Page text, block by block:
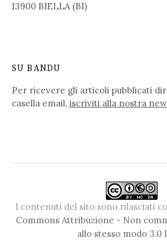
13900 BIELLA (BI)
SU BANDU
Per ricevere gli articoli pubblicati
casella email, iscriviti alla nostra
I contenuti del sito sono rilasciati
Commons Attribuzione - Non
allo stesso modo 3.0